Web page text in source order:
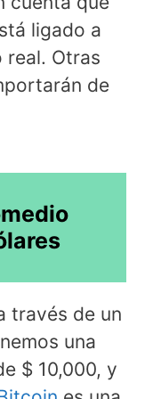
ligado a
real. Otras
de
través de un
una
$ 10,000, y